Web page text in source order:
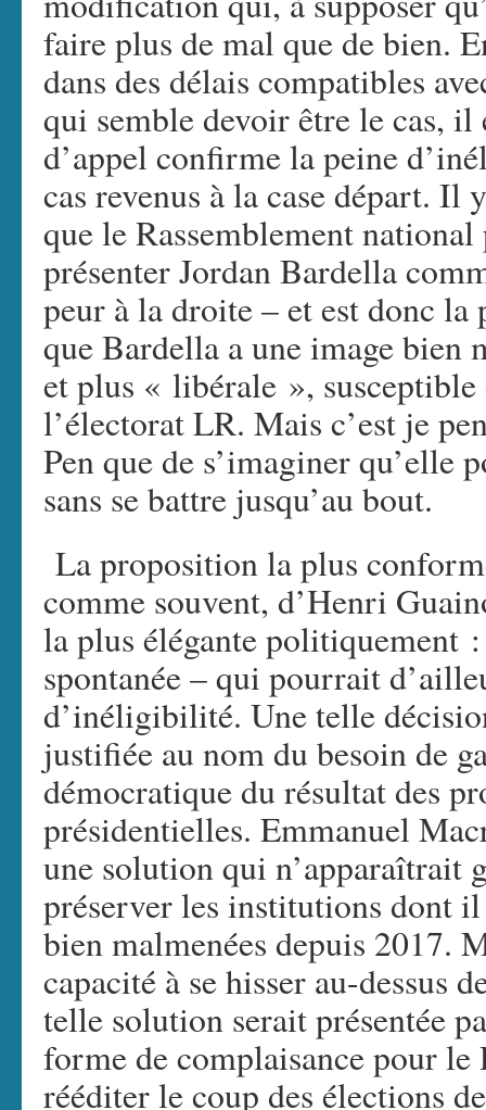
faire plus de mal que de bien.
dans des délais compatibles
qui semble devoir être le cas, il
d’appel confirme la peine
cas revenus à la case départ. Il
que le Rassemblement
présenter Jordan Bardella
peur à la droite – et est donc la
que Bardella a une image
et plus « libérale »,
l’électorat LR. Mais c’est je
Pen que de s’imaginer qu’elle
sans se battre jusqu’au bout.
La proposition la plus
comme souvent, d’Henri
la plus élégante politiquement
spontanée – qui pourrait
d’inéligibilité. Une telle
justifiée au nom du besoin de
démocratique du résultat des
présidentielles. Emmanuel
une solution qui n’apparaîtrait
préserver les institutions dont
bien malmenées depuis 2017.
capacité à se hisser au-dessus
telle solution serait présentée
forme de complaisance pour
rééditer le coup des élections